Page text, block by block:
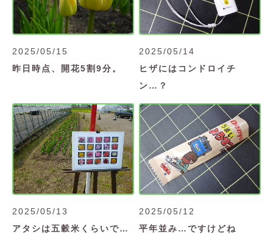
2025/05/15
昨日時点、開花5割9分。
2025/05/14
ヒザにはコンドロイチ
ン…？
2025/05/13
アタシは五穀米くらいで…
2025/05/12
平年並み…ですけどね